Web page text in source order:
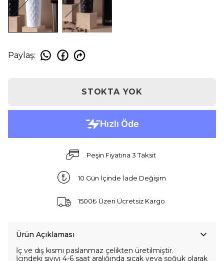
Paylaş:
STOKTA YOK
Peşin Fiyatına 3 Taksit
10 Gün İçinde İade Değişim
1500₺ Üzeri Ücretsiz Kargo
Ürün Açıklaması
İç ve dış kısmı paslanmaz çelikten üretilmiştir.
İçindeki sıvıyı 4-6 saat aralığında sıcak veya soğuk olarak